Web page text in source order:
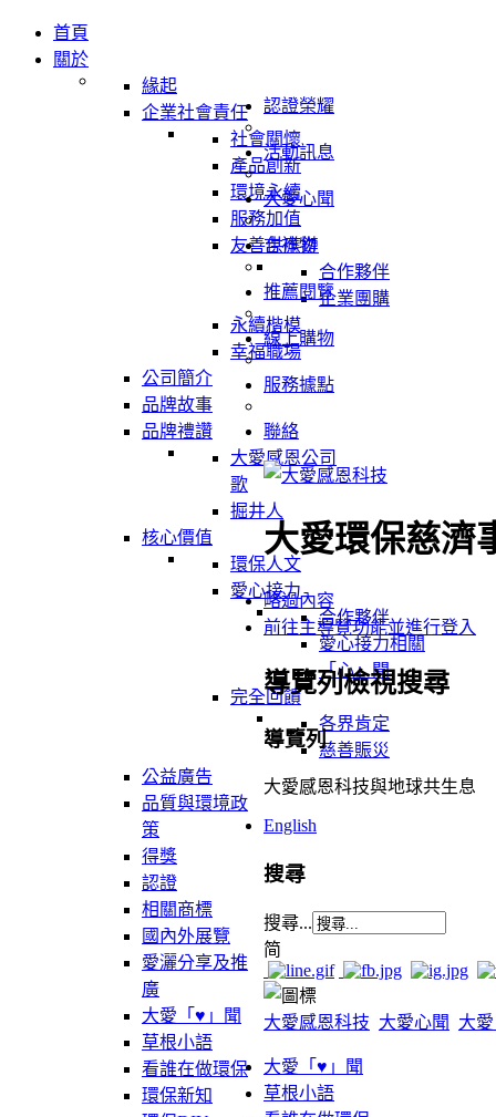
首頁
關於
緣起
企業社會責任
社會關懷
產品創新
環境永續
服務加值
友善供應鏈
合作夥伴
企業團購
永續楷模
幸福職場
公司簡介
品牌故事
品牌禮讚
大愛感恩公司
歌
掘井人
核心價值
環保人文
愛心接力
合作夥伴
愛心接力相關
「心」聞
完全回饋
各界肯定
慈善賑災
公益廣告
品質與環境政
策
認證榮耀
得獎
認證
相關商標
活動訊息
國內外展覽
愛灑分享及推
廣
大愛心聞
大愛「♥」聞
草根小語
看誰在做環保
環保新知
吉祥物
推薦閱覽
線上購物
服務據點
聯絡
大愛環保慈濟
略過內容
前往主導覽功能並進行登入
導覽列檢視搜尋
導覽列
大愛感恩科技與地球共生息
English
搜尋
搜尋...
简
大愛感恩科技 大愛心聞 大
大愛「♥」聞
草根小語